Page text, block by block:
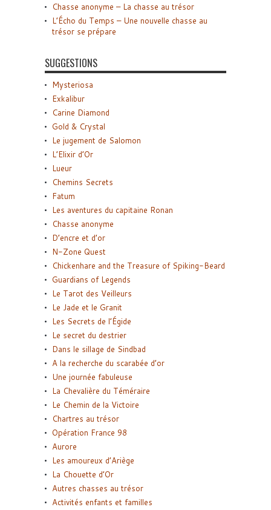
Chasse anonyme – La chasse au trésor
L’Écho du Temps – Une nouvelle chasse au
trésor se prépare
SUGGESTIONS
Mysteriosa
Exkalibur
Carine Diamond
Gold & Crystal
Le jugement de Salomon
L’Elixir d’Or
Lueur
Chemins Secrets
Fatum
Les aventures du capitaine Ronan
Chasse anonyme
D’encre et d’or
N-Zone Quest
Chickenhare and the Treasure of Spiking-Beard
Guardians of Legends
Le Tarot des Veilleurs
Le Jade et le Granit
Les Secrets de l’Égide
Le secret du destrier
Dans le sillage de Sindbad
A la recherche du scarabée d’or
Une journée fabuleuse
La Chevalière du Téméraire
Le Chemin de la Victoire
Chartres au trésor
Opération France 98
Aurore
Les amoureux d’Ariège
La Chouette d’Or
Autres chasses au trésor
Activités enfants et familles